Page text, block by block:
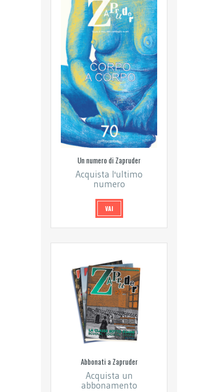
Un numero di Zapruder
Acquista l'ultimo
numero
VAI
Abbonati a Zapruder
Acquista un
abbonamento